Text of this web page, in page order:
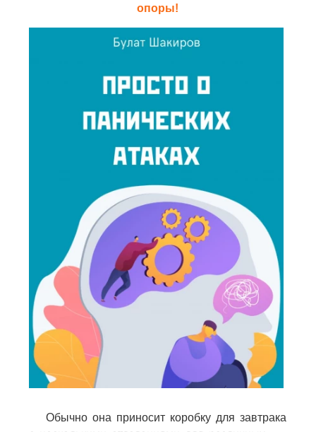
опоры!
Обычно она приносит коробку для завтрака